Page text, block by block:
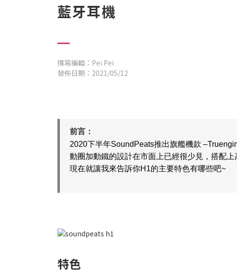
藍牙耳機
撰寫編輯：Pei Pei
發佈日期：2021/05/12
前言：
2020下半年SoundPeats推出旗艦機款
動圈加動鐵的設計在市面上已經很少見，搭配
現在就讓我來告訴你H1的主要特色有哪些吧~
特色